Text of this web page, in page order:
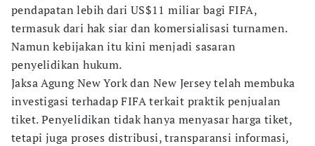
pendapatan lebih dari US$11 miliar bagi FIFA,
termasuk dari hak siar dan komersialisasi turnamen.
Namun kebijakan itu kini menjadi sasaran
penyelidikan hukum.
Jaksa Agung New York dan New Jersey telah membuka
investigasi terhadap FIFA terkait praktik penjualan
tiket. Penyelidikan tidak hanya menyasar harga tiket,
tetapi juga proses distribusi, transparansi informasi,